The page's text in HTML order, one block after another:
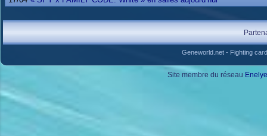
Geneworld.net- Fighting
Site membre du réseau Enelye